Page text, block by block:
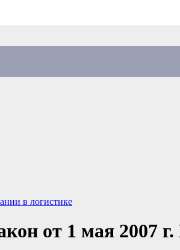
в логистике
от 1 мая 2007